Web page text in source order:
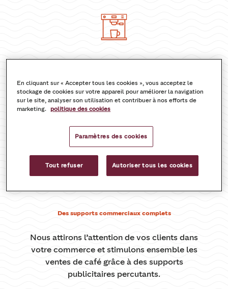
Pour vous permettre d’obtenir des spécialités
de boisson de la meilleure qualité possible,
nos marques partenaires.
Des supports commerciaux complets
Nous attirons l’attention de vos clients dans
votre commerce et stimulons ensemble les
ventes de café grâce à des supports
publicitaires percutants.
En cliquant sur « Accepter tous les cookies », vous acceptez le
stockage de cookies sur votre appareil pour améliorer la navigation
sur le site, analyser son utilisation et contribuer à nos efforts de
marketing. politique des cookies
Paramètres des cookies
Tout refuser Autoriser tous les cookies